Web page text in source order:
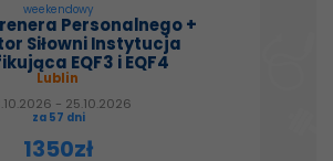
weekendowy
Personalnego +
Siłowni Instytucja
EQF3 i EQF4
Lublin
- 25.10.2026
za 57 dni
1350zł